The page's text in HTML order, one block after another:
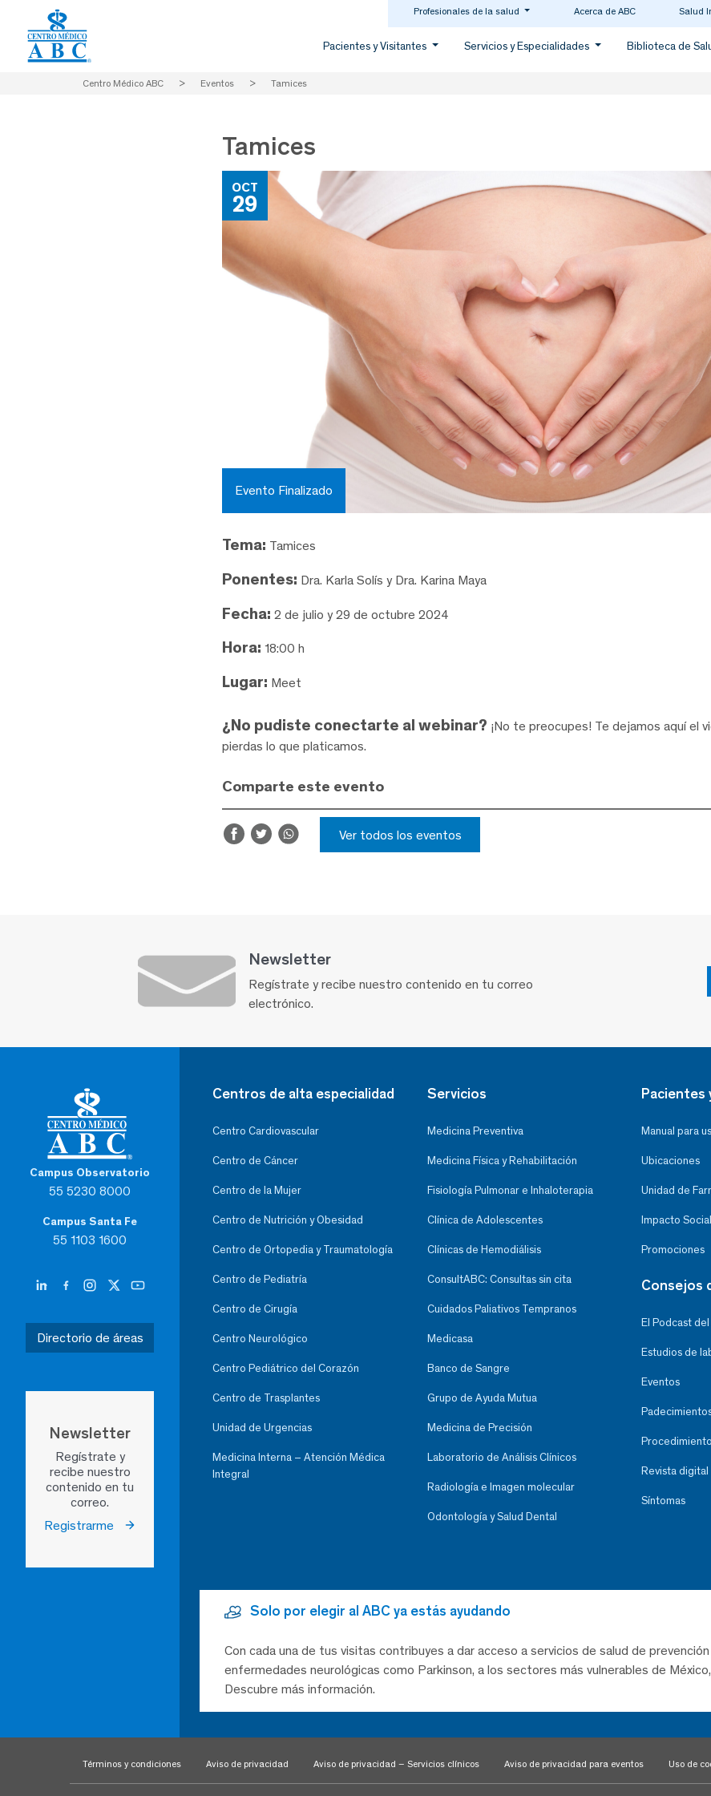
Profesionales de la salud Acerca de ABC Salud
Pacientes y Visitantes Servicios y Especialidades Biblioteca de
Centro Médico ABC > Eventos > Tamices
Tamices
OCT
29
Evento Finalizado
Tema: Tamices
Ponentes: Dra. Karla Solís y Dra. Karina Maya
Fecha: 2 de julio y 29 de octubre 2024
Hora: 18:00 h
Lugar: Meet
¿No pudiste conectarte al webinar? ¡No te preocupes! Te dejamos aquí el
pierdas lo que platicamos.
Comparte este evento
Ver todos los eventos
Newsletter
Regístrate y recibe nuestro contenido en tu correo
electrónico.
Campus Observatorio
55 5230 8000
Campus Santa Fe
55 1103 1600
Directorio de áreas
Newsletter
Regístrate y
recibe nuestro
contenido en tu
correo.
Registrarme
Centros de alta especialidad
Centro Cardiovascular
Centro de Cáncer
Centro de la Mujer
Centro de Nutrición y Obesidad
Centro de Ortopedia y Traumatología
Centro de Pediatría
Centro de Cirugía
Centro Neurológico
Centro Pediátrico del Corazón
Centro de Trasplantes
Unidad de Urgencias
Medicina Interna – Atención Médica
Integral
Servicios
Medicina Preventiva
Medicina Física y Rehabilitación
Fisiología Pulmonar e Inhaloterapia
Clínica de Adolescentes
Clínicas de Hemodiálisis
ConsultABC: Consultas sin cita
Cuidados Paliativos Tempranos
Medicasa
Banco de Sangre
Grupo de Ayuda Mutua
Medicina de Precisión
Laboratorio de Análisis Clínicos
Radiología e Imagen molecular
Odontología y Salud Dental
Pacientes
Manual para
Ubicaciones
Unidad de
Impacto Social
Promociones
Consejos
El Podcast
Estudios de
Eventos
Revista digital
Síntomas
Solo por elegir al ABC ya estás ayudando
Con cada una de tus visitas contribuyes a dar acceso a servicios de salud de
enfermedades neurológicas como Parkinson, a los sectores más vulnerables de
Descubre más información.
Términos y condiciones Aviso de privacidad Aviso de privacidad – Servicios clínicos Aviso de privacidad para eventos Uso de